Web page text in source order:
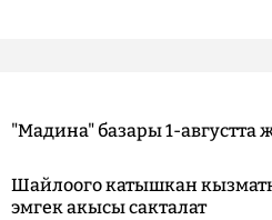
"Мадина" базары 1-августта
Шайлоого катышкан
эмгек акысы сакталат